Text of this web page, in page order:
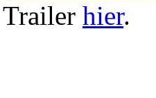
hier.